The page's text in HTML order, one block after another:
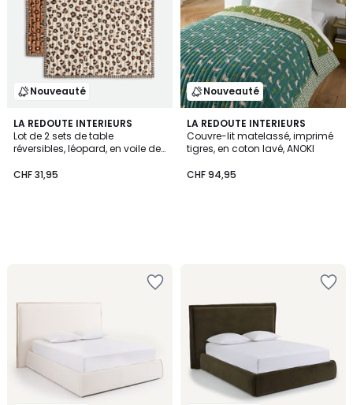
Nouveauté
LA REDOUTE INTERIEURS
Lot de 2 sets de table
réversibles, léopard, en voile de
CHF 31,95
Nouveauté
LA REDOUTE INTERIEURS
Couvre-lit matelassé, imprimé
tigres, en coton lavé, ANOKI
CHF 94,95